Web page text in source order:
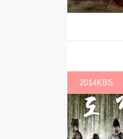
2014KBS